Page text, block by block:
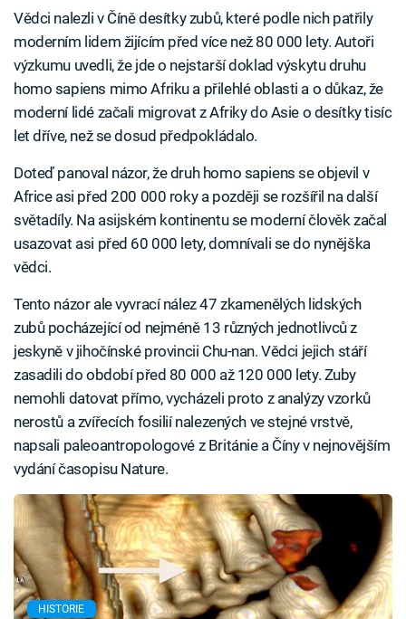
Vědci nalezli v Číně desítky zubů, které podle nich patřily
moderním lidem žijícím před více než 80 000 lety. Autoři
výzkumu uvedli, že jde o nejstarší doklad výskytu druhu
homo sapiens mimo Afriku a přilehlé oblasti a o důkaz, že
moderní lidé začali migrovat z Afriky do Asie o desítky tisíc
let dříve, než se dosud předpokládalo.
Doteď panoval názor, že druh homo sapiens se objevil v
Africe asi před 200 000 roky a později se rozšířil na další
světadíly. Na asijském kontinentu se moderní člověk začal
usazovat asi před 60 000 lety, domnívali se do nynějška
vědci.
Tento názor ale vyvrací nález 47 zkamenělých lidských
zubů pocházející od nejméně 13 různých jednotlivců z
jeskyně v jihočínské provincii Chu-nan. Vědci jejich stáří
zasadili do období před 80 000 až 120 000 lety. Zuby
nemohli datovat přímo, vycházeli proto z analýzy vzorků
nerostů a zvířecích fosilií nalezených ve stejné vrstvě,
napsali paleoantropologové z Británie a Číny v nejnovějším
vydání časopisu Nature.
HISTORIE